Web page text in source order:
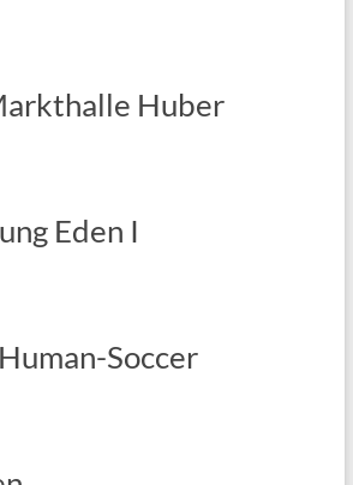
Huber
Eden I
Soccer